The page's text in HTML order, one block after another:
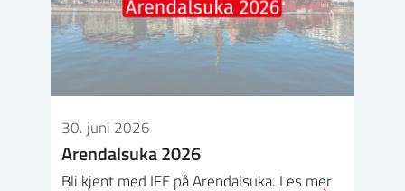
30. juni 2026
Arendalsuka 2026
Bli kjent med IFE på Arendalsuka. Les mer